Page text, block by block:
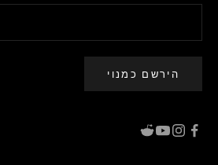
הירשם כמנוי